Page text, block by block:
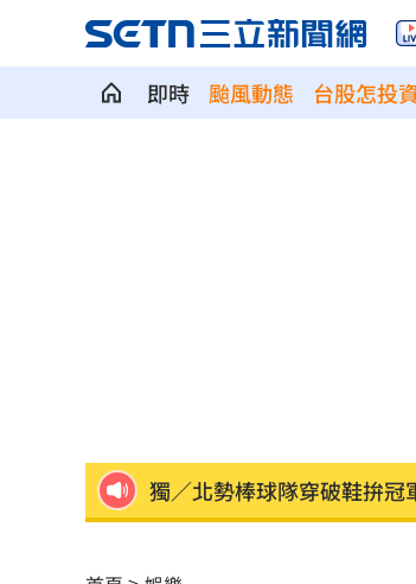
即時 颱風動態 台股怎投
南港Lalaport鷹架坍塌！3